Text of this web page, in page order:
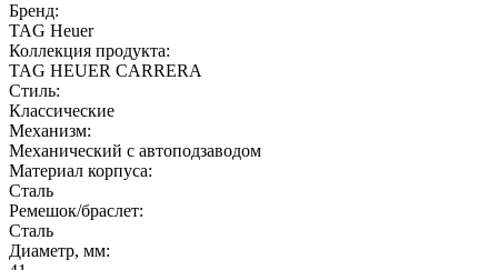
Бренд:
TAG Heuer
Коллекция продукта:
TAG HEUER CARRERA
Стиль:
Классические
Механизм:
Механический с автоподзаводом
Материал корпуса:
Сталь
Ремешок/браслет:
Сталь
Диаметр, мм: